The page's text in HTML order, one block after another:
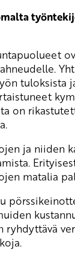
tuloksista
on
ja niiden
matalia
ryhdyttävä